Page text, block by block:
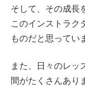
そして、その成長
このインストラク
ものだと思ってい
また、日々のレッ
間がたくさんあり